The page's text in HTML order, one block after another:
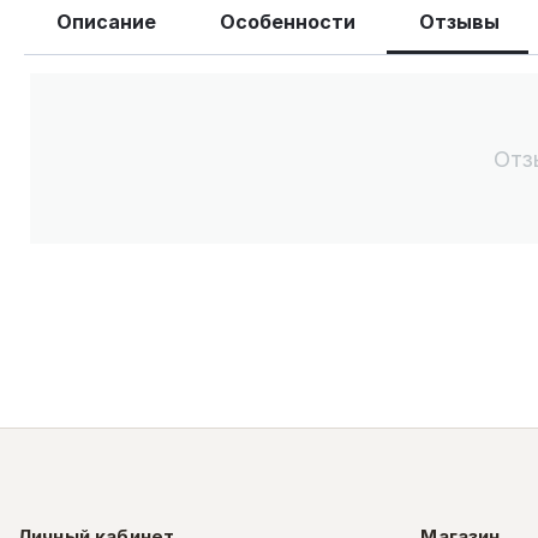
Описание Особенности Отзывы